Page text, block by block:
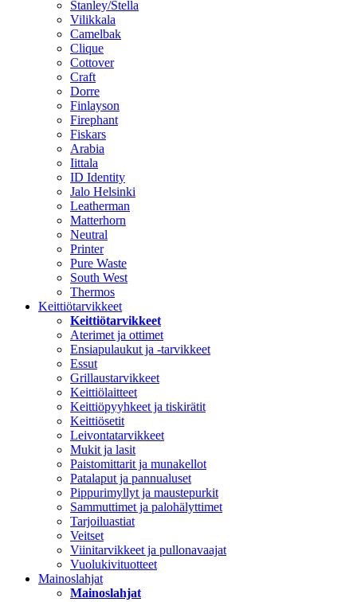
Stanley/Stella
Vilikkala
Camelbak
Clique
Cottover
Craft
Dorre
Finlayson
Firephant
Fiskars
Arabia
Iittala
ID Identity
Jalo Helsinki
Leatherman
Matterhorn
Neutral
Printer
Pure Waste
South West
Thermos
Keittiötarvikkeet
Keittiötarvikkeet
Aterimet ja ottimet
Ensiapulaukut ja -tarvikkeet
Essut
Grillaustarvikkeet
Keittiölaitteet
Keittiöpyyhkeet ja tiskirätit
Keittiösetit
Leivontatarvikkeet
Mukit ja lasit
Paistomittarit ja munakellot
Patalaput ja pannualuset
Pippurimyllyt ja maustepurkit
Sammuttimet ja palohälyttimet
Tarjoiluastiat
Veitset
Viinitarvikkeet ja pullonavaajat
Vuolukivituotteet
Mainoslahjat
Mainoslahjat